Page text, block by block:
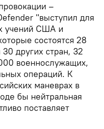
–
"выступил для
учений США и
состоятся 28
других стран, 32
военнослужащих,
операций. К
маневрах в
бы нейтральная
поставляет